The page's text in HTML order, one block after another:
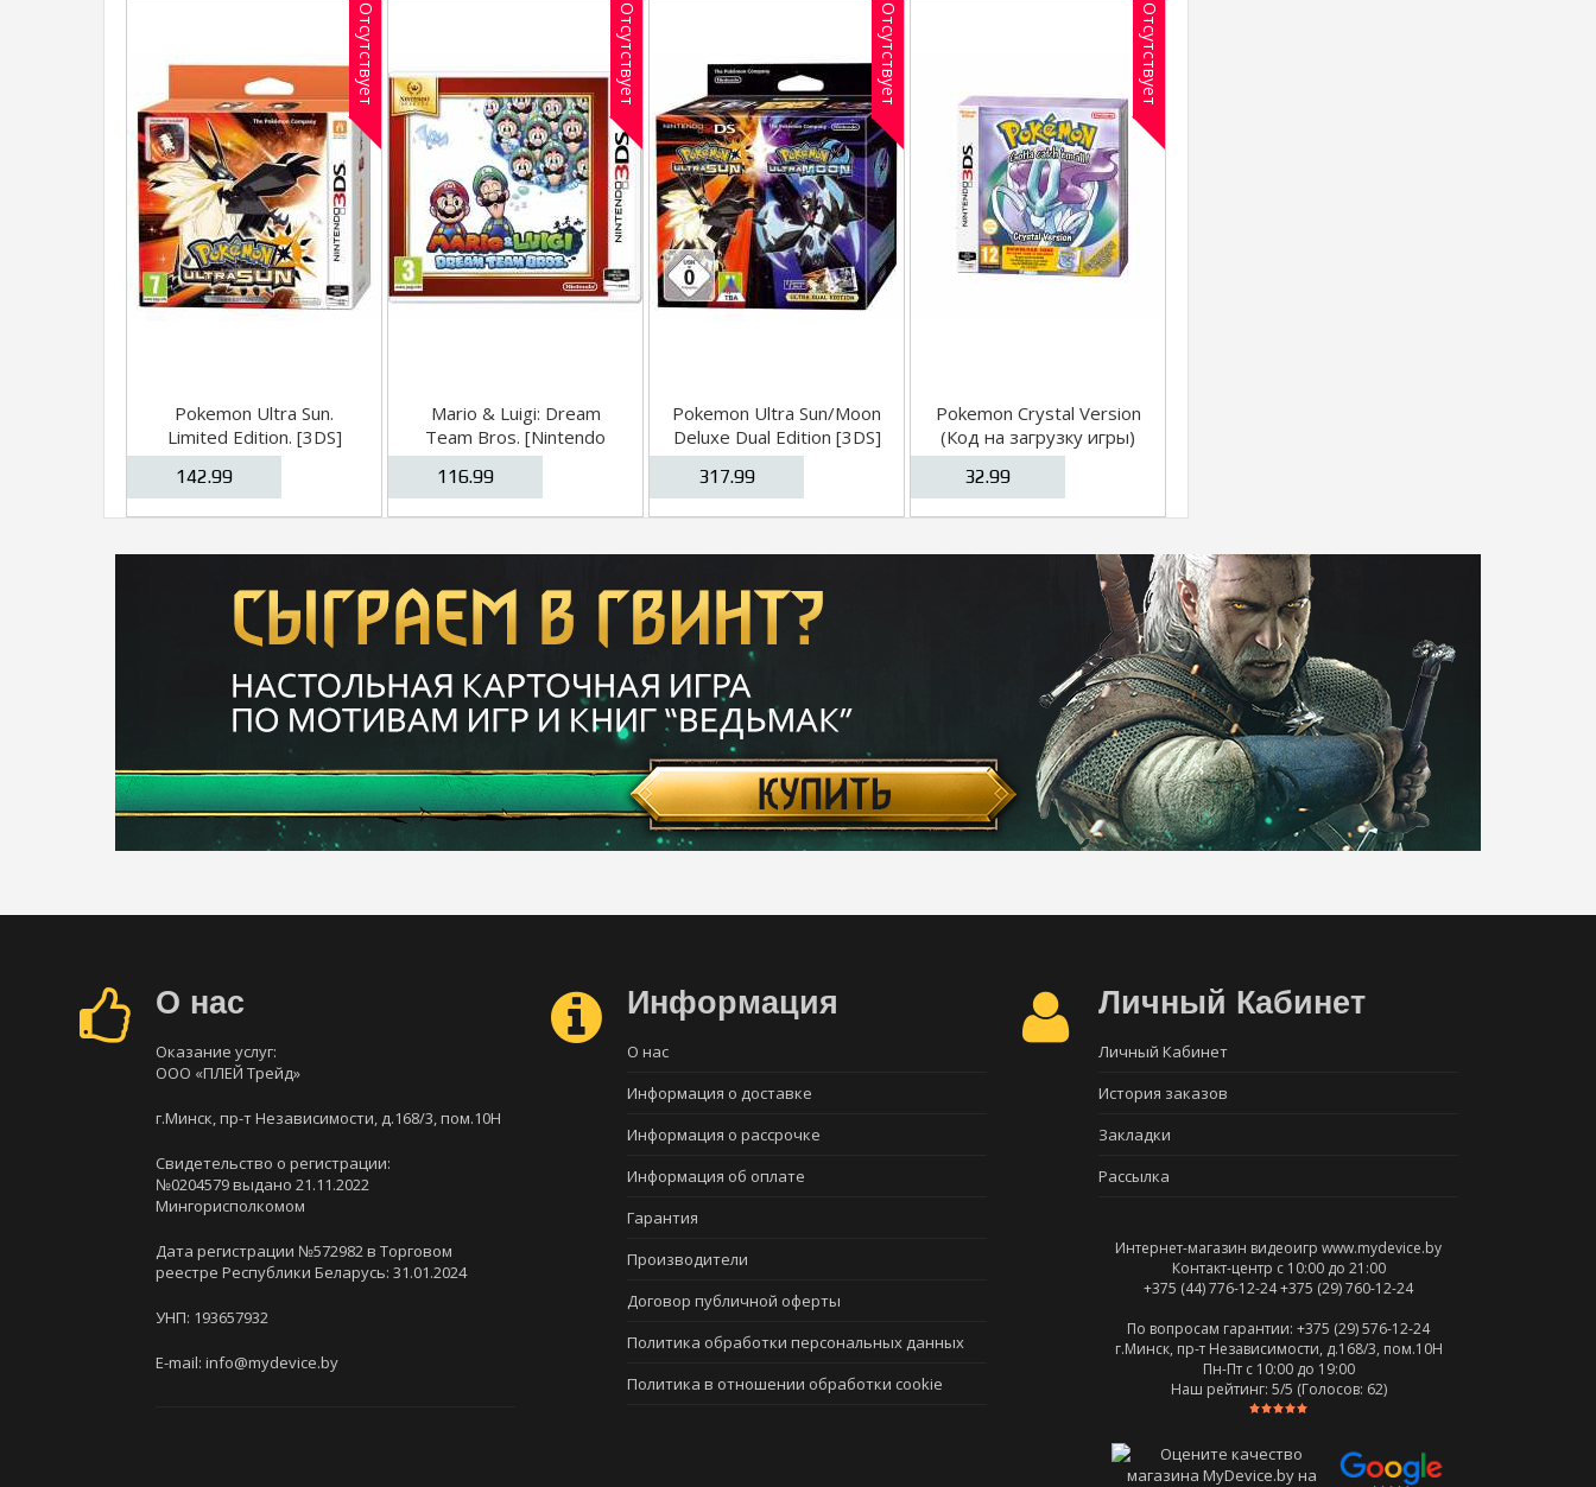
Отсутствует
Pokemon Ultra Sun.
Limited Edition. [3DS]
142.99
Отсутствует
Mario & Luigi: Dream
Team Bros. [Nintendo
Selects]
116.99
Отсутствует
Pokemon Ultra Sun/Moon
Deluxe Dual Edition [3DS]
317.99
Отсутствует
Pokemon Crystal Version
(Код на загрузку игры)
[Nintendo 3DS]
32.99
О нас
Оказание услуг:
ООО «ПЛЕЙ Трейд»
г.Минск, пр-т Независимости, д.168/3, пом.10Н
Свидетельство о регистрации:
№0204579 выдано 21.11.2022
Мингорисполкомом
Дата регистрации №572982 в Торговом
реестре Республики Беларусь: 31.01.2024
УНП: 193657932
E-mail: info@mydevice.by
Информация
О нас
Информация о доставке
Информация о рассрочке
Информация об оплате
Гарантия
Производители
Договор публичной оферты
Политика обработки персональных данных
Политика в отношении обработки cookie
Личный Кабинет
Личный Кабинет
История заказов
Закладки
Рассылка
Интернет-магазин видеоигр www.mydevice.by
Контакт-центр с 10:00 до 21:00
+375 (44) 776-12-24+375 (29) 760-12-24
По вопросам гарантии: +375 (29) 576-12-24
г.Минск, пр-т Независимости, д.168/3, пом.10Н
Пн-Пт c 10:00 до 19:00
Наш рейтинг: 5/5 (Голосов: 62)